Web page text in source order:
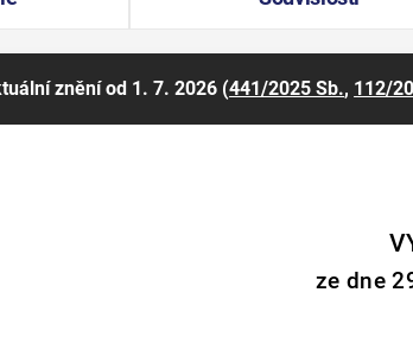
zněníod 1. 7. 2026 (441/2025 Sb., 112/
ze dne